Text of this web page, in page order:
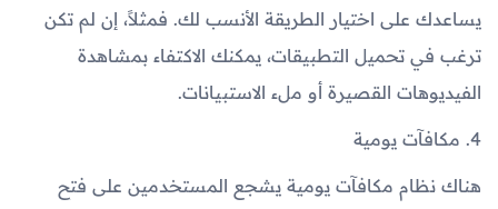
يساعدك على اختيار الطريقة الأنسب لك. فمثلاً، إن لم تكن
ترغب في تحميل التطبيقات، يمكنك الاكتفاء بمشاهدة
الفيديوهات القصيرة أو ملء الاستبيانات.
4. مكافآت يومية
هناك نظام مكافآت يومية يشجع المستخدمين على فتح